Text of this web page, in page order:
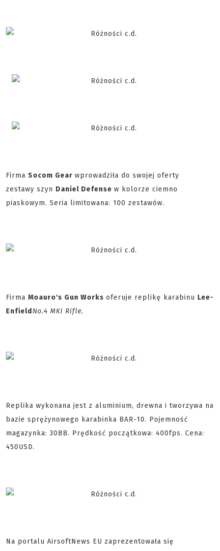
Firma Socom Gear wprowadziła do swojej oferty
zestawy szyn Daniel Defense w kolorze ciemno
piaskowym. Seria limitowana: 100 zestawów.
Firma Moauro's Gun Works oferuje replikę karabinu Lee-
EnfieldNo.4 MKI Rifle.
Replika wykonana jest z aluminium, drewna i tworzywa na
bazie sprężynowego karabinka BAR-10. Pojemność
magazynka: 30BB. Prędkość początkowa: 400fps. Cena:
450USD.
Na portalu AirsoftNews EU zaprezentowała się